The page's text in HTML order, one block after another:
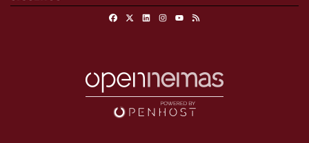
FacebookLinkedinInstagram